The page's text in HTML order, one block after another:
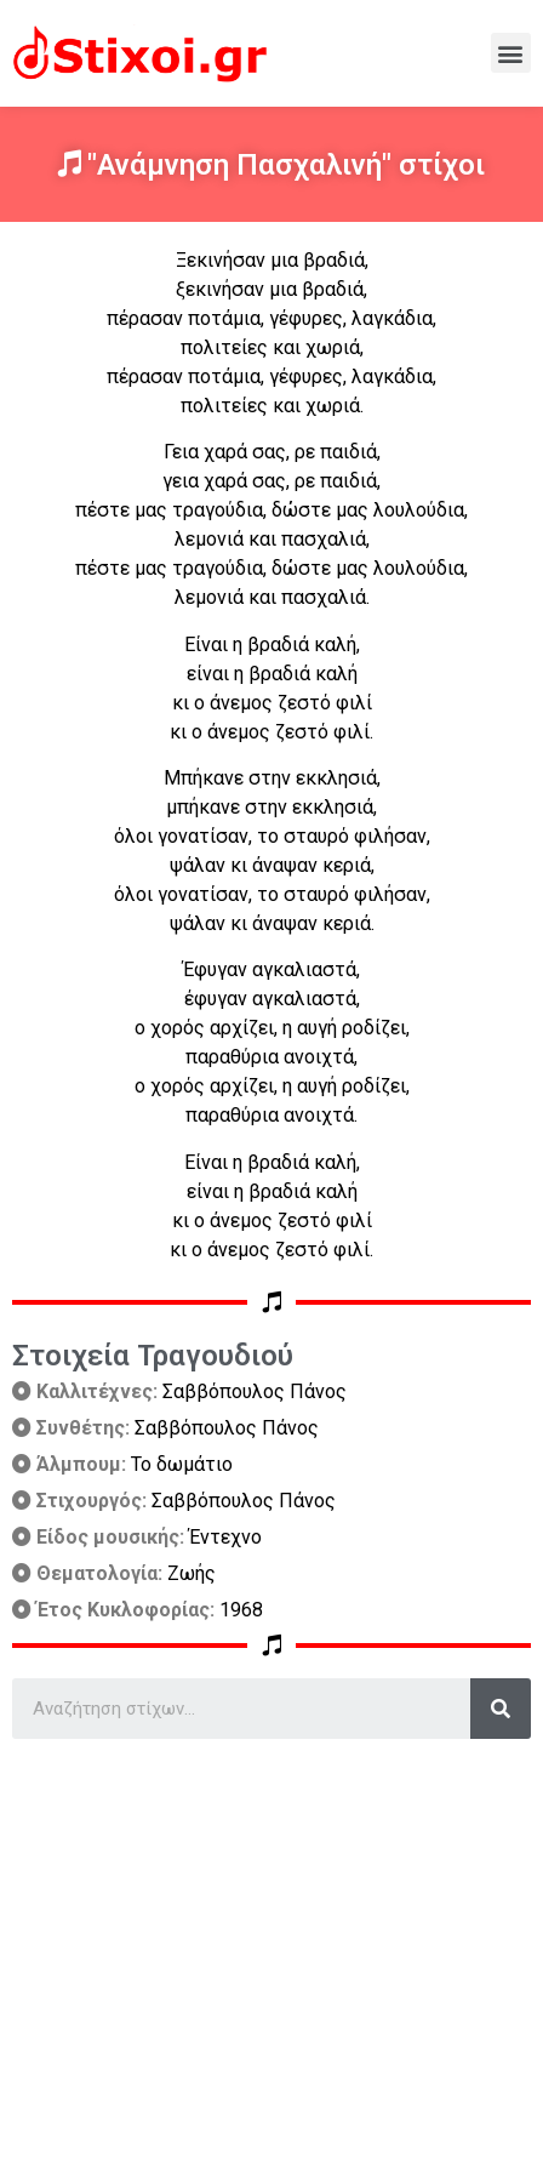
"Ανάμνηση Πασχαλινή" στίχοι
Ξεκινήσαν μια βραδιά,
ξεκινήσαν μια βραδιά,
πέρασαν ποτάμια, γέφυρες, λαγκάδια,
πολιτείες και χωριά,
πέρασαν ποτάμια, γέφυρες, λαγκάδια,
πολιτείες και χωριά.
Γεια χαρά σας, ρε παιδιά,
γεια χαρά σας, ρε παιδιά,
πέστε μας τραγούδια, δώστε μας λουλούδια,
λεμονιά και πασχαλιά,
πέστε μας τραγούδια, δώστε μας λουλούδια,
λεμονιά και πασχαλιά.
Είναι η βραδιά καλή,
είναι η βραδιά καλή
κι ο άνεμος ζεστό φιλί
κι ο άνεμος ζεστό φιλί.
Μπήκανε στην εκκλησιά,
μπήκανε στην εκκλησιά,
όλοι γονατίσαν, το σταυρό φιλήσαν,
ψάλαν κι άναψαν κεριά,
όλοι γονατίσαν, το σταυρό φιλήσαν,
ψάλαν κι άναψαν κεριά.
Έφυγαν αγκαλιαστά,
έφυγαν αγκαλιαστά,
ο χορός αρχίζει, η αυγή ροδίζει,
παραθύρια ανοιχτά,
ο χορός αρχίζει, η αυγή ροδίζει,
παραθύρια ανοιχτά.
Είναι η βραδιά καλή,
είναι η βραδιά καλή
κι ο άνεμος ζεστό φιλί
κι ο άνεμος ζεστό φιλί.
Στοιχεία Τραγουδιού
Καλλιτέχνες: Σαββόπουλος Πάνος
Συνθέτης: Σαββόπουλος Πάνος
Άλμπουμ: Το δωμάτιο
Στιχουργός: Σαββόπουλος Πάνος
Είδος μουσικής:Έντεχνο
Θεματολογία: Ζωής
Έτος Κυκλοφορίας: 1968